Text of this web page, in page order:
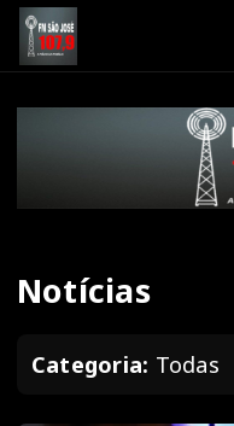
Notícias
Categoria: Todas